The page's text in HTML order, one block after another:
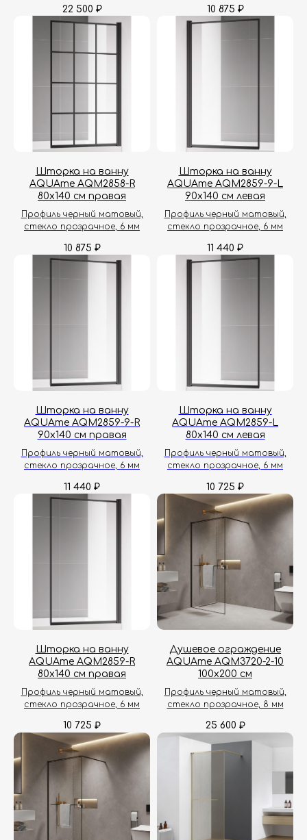
22 500 ₽ 10 875 ₽
Шторка на ванну
AQUAme AQM2858-R
80х140 см правая
Профиль черный матовый,
стекло прозрачное, 6 мм
10 875 ₽
Шторка на ванну
AQUAme AQM2859-9-L
90х140 см левая
Профиль черный матовый,
стекло прозрачное, 6 мм
11 440 ₽
Шторка на ванну
AQUAme AQM2859-9-R
90х140 см правая
Профиль черный матовый,
стекло прозрачное, 6 мм
11 440 ₽
Шторка на ванну
AQUAme AQM2859-L
80х140 см левая
Профиль черный матовый,
стекло прозрачное, 6 мм
10 725 ₽
Шторка на ванну
AQUAme AQM2859-R
80х140 см правая
Профиль черный матовый,
стекло прозрачное, 6 мм
10 725 ₽
Душевое ограждение
AQUAme AQM3720-2-10
100х200 см
Профиль черный матовый,
стекло прозрачное, 8 мм
25 600 ₽